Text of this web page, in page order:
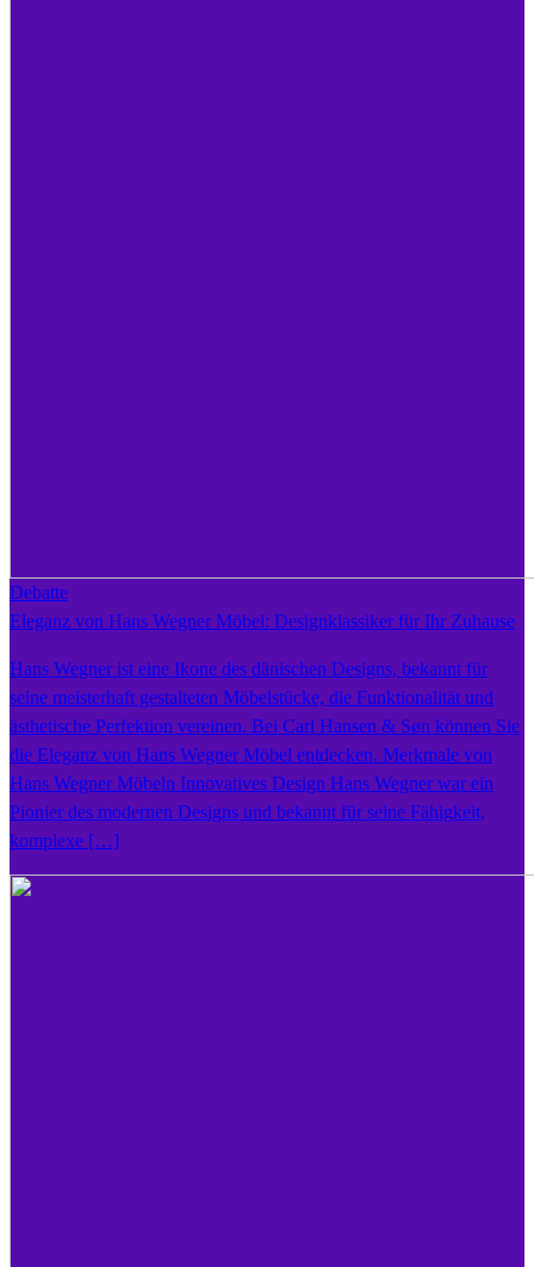
Debatte
Eleganz von Hans Wegner Möbel: Designklassiker für Ihr Zuhause
Hans Wegner ist eine Ikone des dänischen Designs, bekannt für
seine meisterhaft gestalteten Möbelstücke, die Funktionalität und
ästhetische Perfektion vereinen. Bei Carl Hansen & Søn können Sie
die Eleganz von Hans Wegner Möbel entdecken. Merkmale von
Hans Wegner Möbeln Innovatives Design Hans Wegner war ein
Pionier des modernen Designs und bekannt für seine Fähigkeit,
komplexe […]